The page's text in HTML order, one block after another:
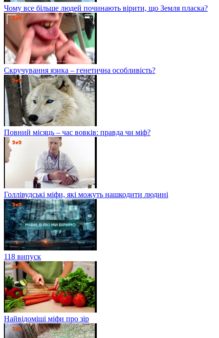
Чому все більше людей починають вірити, що Земля пласка?
Скручування язика – генетична особливість?
Повний місяць – час вовків: правда чи міф?
Голлівудські міфи, які можуть нашкодити людині
118 випуск
Найвідоміші міфи про зір